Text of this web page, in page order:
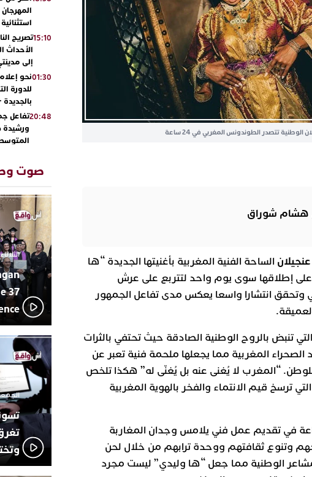
تتصدر الطوندونس المغربي في 24 ساعة
هشام شوراق
عنجيلان الساحة الفنية المغربية بأغنيتها الجديدة “ها
إطلاقها سوى يوم واحد لتتربع على عرش
وتحقق انتشارا واسعا يعكس مدى تفاعل الجمهور
التي تنبض بالروح الوطنية الصادقة حيث تحتفي بالثرات
الصحراء المغربية مما يجعلها ملحمة فنية تعبر عن
“المغرب لا يُغنى عنه بل يُغنّى له” هكذا تلخص
ترسخ قيم الانتماء والفخر بالهوية المغربية
في تقديم عمل فني يلامس وجدان المغاربة
وتنوع ثقافتهم ووحدة ترابهم من خلال لحن
الوطنية مما جعل “ها وليدي” ليست مجرد
استثنائية
15:10تصريح
الأحداث
إلى
01:30نحو
للدورة
20:48تفاعل
ورشيدة
العرش
بن زايد
13:30دنيا
بأداء
19:11 يقظة
مثيرة
بالجديدة
17:27
اتحاد
دورة
23:18ترسيخا
فعاليات
بمركز
17:36 من الراب
مهرجان
صوت
الثلاثاء 10 مارس 2026 -
37
الجمعة 26 ديسمبر